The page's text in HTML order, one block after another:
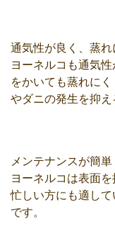
通気性が良く、蒸れ
ヨーネルコも通気
をかいても蒸れに
やダニの発生を抑え
メンテナンスが簡単
ヨーネルコは表面
忙しい方にも適し
です。